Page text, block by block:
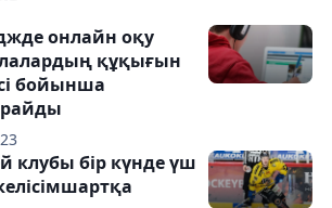
онлайн оқу
құқығын
бойынша
клубы бір күнде үш